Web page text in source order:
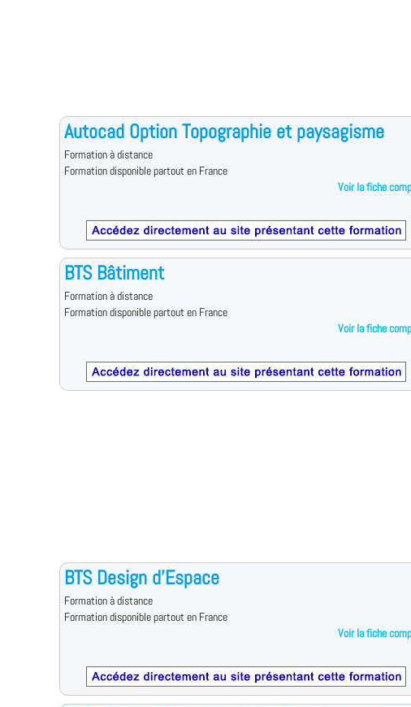
Autocad Option Topographie et paysagisme
Formation à distance
Formation disponible partout en France
Voir la fiche
BTS Bâtiment
Formation à distance
Formation disponible partout en France
Voir la fiche
BTS Design d'Espace
Formation à distance
Formation disponible partout en France
Voir la fiche